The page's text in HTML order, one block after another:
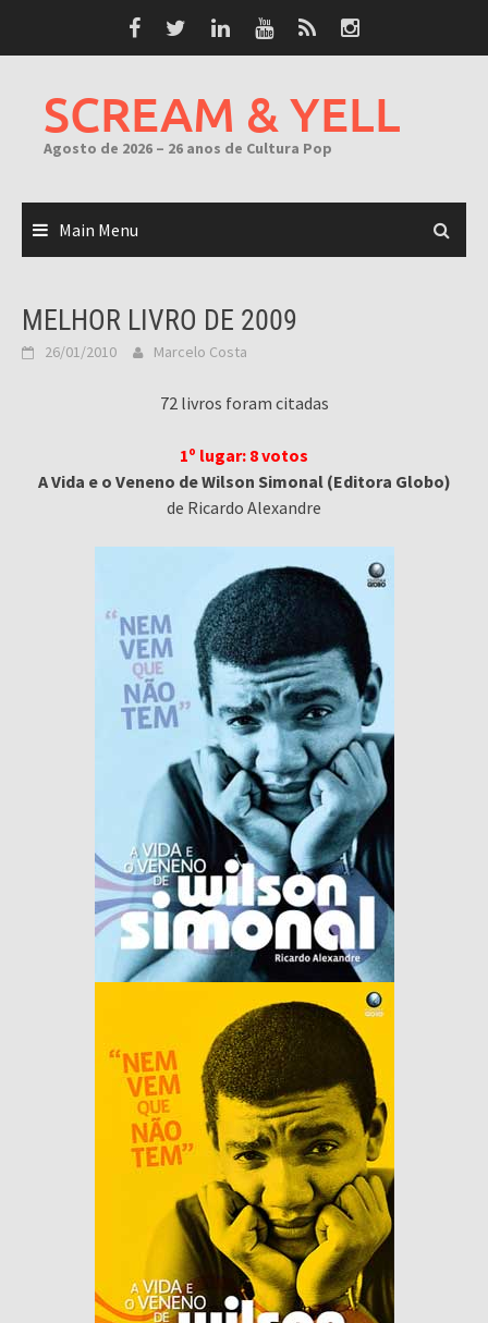
SCREAM & YELL
Agosto de 2026 – 26 anos de Cultura Pop
Main Menu
MELHOR LIVRO DE 2009
26/01/2010 Marcelo Costa
72 livros foram citadas
1º lugar: 8 votos
A Vida e o Veneno de Wilson Simonal (Editora Globo)
de Ricardo Alexandre